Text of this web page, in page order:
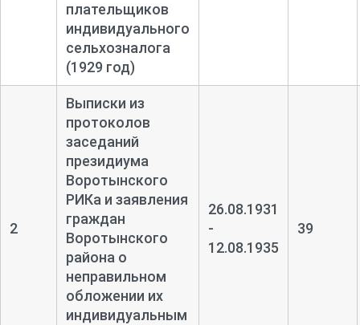
плательщиков
индивидуального
сельхозналога
(1929 год)
2
Выписки из
протоколов
заседаний
президиума
Воротынского
РИКа и заявления
граждан
Воротынского
района о
неправильном
обложении их
индивидуальным
26.08.1931
-
12.08.1935
39